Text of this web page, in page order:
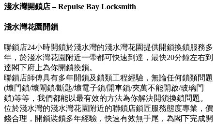
淺水灣開鎖店 – Repulse Bay Locksmith
淺水灣花園開鎖
聯鎖店24小時開鎖於淺水灣的淺水灣花園提供開鎖換鎖服務多
年，於淺水灣花園附近一帶都可快速到達，最快20分鐘左右到
達閣下府上為你開鎖換鎖。
聯鎖店師傅具有多年開鎖及鎖類工程經驗，無論任何鎖類問題
(壞門鎖/壞閘鎖/斷匙/壞電子鎖/開車鎖/夾萬不能開啟/玻璃門
鎖)等等，我們都能以最有效的方法為你解決開鎖換鎖問題。
位於淺水灣的淺水灣花園附近的聯鎖店鎖匠服務態度專業，價
錢合理，開鎖裝鎖多年經驗，快速有效無手尾，為閣下完成開